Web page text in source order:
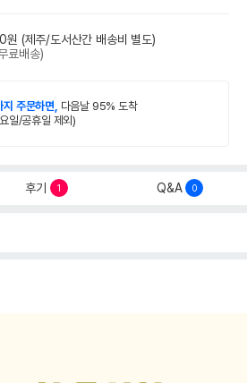
원 (제주/도서산간 배송비 별도)
료배송)
지 주문하면, 다음날 95% 도착
일/공휴일 제외)
후기 1 Q&A 0